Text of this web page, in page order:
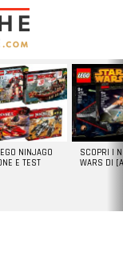
NINJAGO
E TEST
SCOPRI I
WARS DI